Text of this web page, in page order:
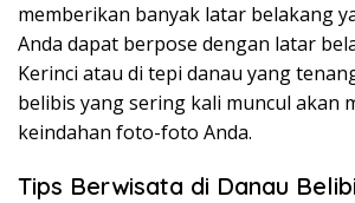
memberikan banyak latar belakang
Anda dapat berpose dengan latar
Kerinci atau di tepi danau yang
belibis yang sering kali muncul akan
keindahan foto-foto Anda.
Tips Berwisata di Danau